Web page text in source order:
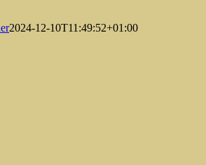
2024-12-10T11:49:52+01:00